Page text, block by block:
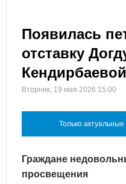
Появилась
отставку
Кендирбаевой
Вторник, 19 мая 2026 15:00
Только актуальные
Граждане
просвещения